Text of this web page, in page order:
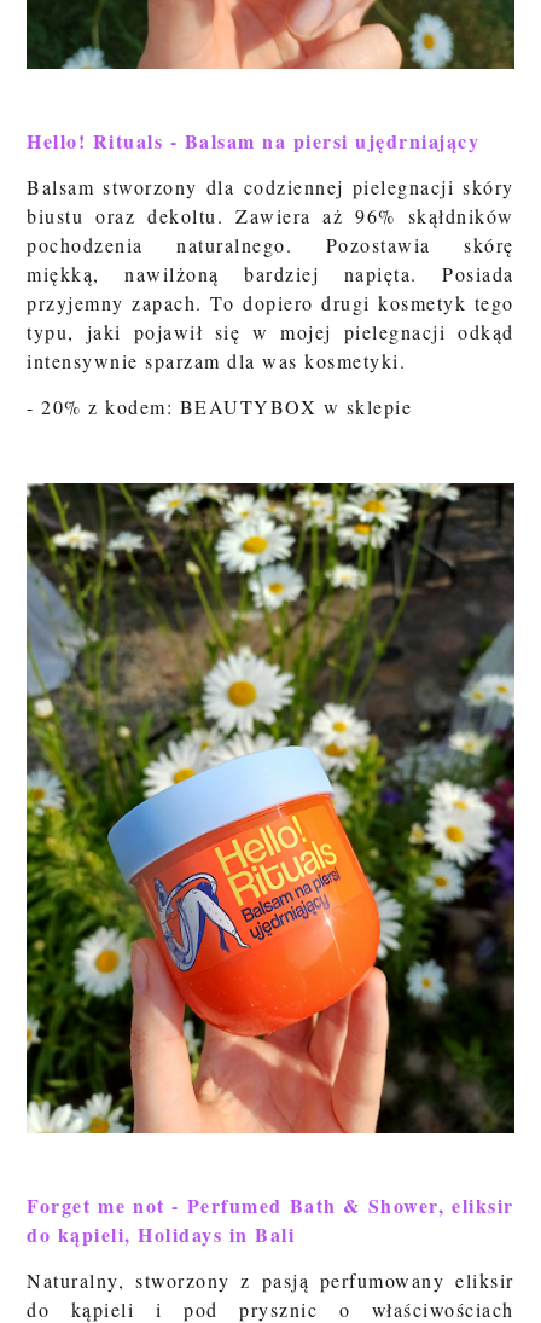
Hello! Rituals - Balsam na piersi ujędrniający
Balsam stworzony dla codziennej pielegnacji skóry
biustu oraz dekoltu. Zawiera aż 96% skąłdników
pochodzenia naturalnego. Pozostawia skórę
miękką, nawilżoną bardziej napięta. Posiada
przyjemny zapach. To dopiero drugi kosmetyk tego
typu, jaki pojawił się w mojej pielegnacji odkąd
intensywnie sparzam dla was kosmetyki.
- 20% z kodem: BEAUTYBOX w sklepie
Forget me not - Perfumed Bath & Shower, eliksir
do kąpieli, Holidays in Bali
Naturalny, stworzony z pasją perfumowany eliksir
do kąpieli i pod prysznic o właściwościach